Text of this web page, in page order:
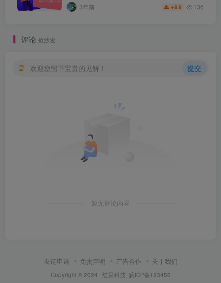
3年前 ￥9.9 136
评论 抢沙发
欢迎您留下宝贵的见解！ 提交
暂无评论内容
友链申请 免责声明 广告合作 关于我们
Copyright © 2024 · 红豆科技 皖ICP备123456